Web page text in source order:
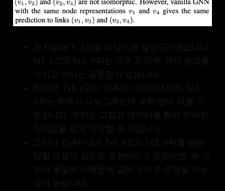
위 Figure 1 그림을 바탕으로 설명드리겠습니다.
(v1, v2)와 (v3, v4)는 모두 각각 두 개의 링크를
가지고 있다는 공통점이 있습니다.
하지만, (v1, v2)는 좌측의 서브그래프에, (v3,
v4)는 우측의 서브그래프에 속해 있어 이를 구
분합니다. 우리는 그림과 데이터를 통해 이러한
차이점을 쉽게 파악할 수 있습니다.
그러나 컴퓨터에게 (v1, v2)와 (v3, v4)를 임베
딩할 정량적 값으로 표현하라고 요청하면, 두 구
조가 동일하기 때문에 같은 숫자로 표현될 가능
성이 높습니다.